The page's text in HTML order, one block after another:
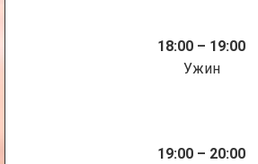
18:00 – 19:00
Ужин
19:00 – 20:00